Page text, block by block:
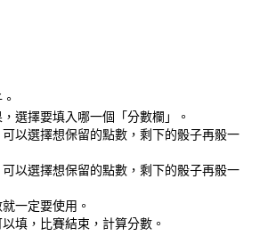
選擇要填入哪一個「分數欄」。
以選擇想保留的點數，剩下的骰子再骰一
以選擇想保留的點數，剩下的骰子再骰一
一定要使用。
填，比賽結束，計算分數。